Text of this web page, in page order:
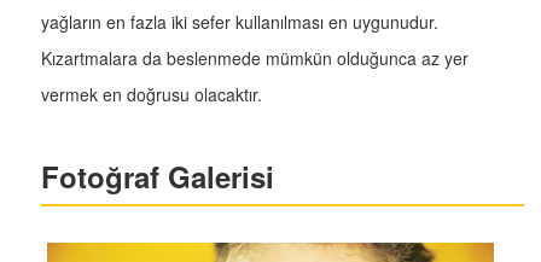
yağların en fazla iki sefer kullanılması en uygunudur.
Kızartmalara da beslenmede mümkün olduğunca az yer
vermek en doğrusu olacaktır.
Fotoğraf Galerisi